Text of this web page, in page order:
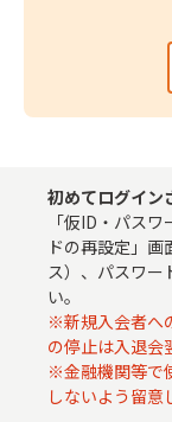
初めてログイン
「仮ID・パス
ドの再設定」
ス）、パスワー
い。
※新規入会者へ
の停止は入退会
※金融機関等で
しないよう留意